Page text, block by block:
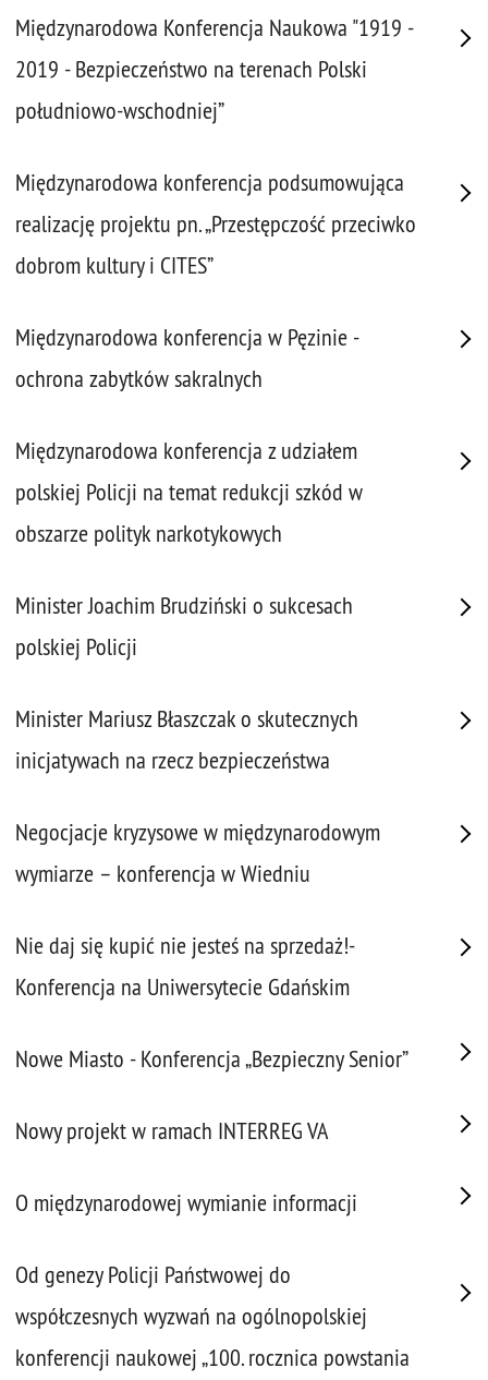
Międzynarodowa Konferencja Naukowa "1919 -
2019 - Bezpieczeństwo na terenach Polski
południowo-wschodniej”
Międzynarodowa konferencja podsumowująca
realizację projektu pn. „Przestępczość przeciwko
dobrom kultury i CITES”
Międzynarodowa konferencja w Pęzinie -
ochrona zabytków sakralnych
Międzynarodowa konferencja z udziałem
polskiej Policji na temat redukcji szkód w
obszarze polityk narkotykowych
Minister Joachim Brudziński o sukcesach
polskiej Policji
Minister Mariusz Błaszczak o skutecznych
inicjatywach na rzecz bezpieczeństwa
Negocjacje kryzysowe w międzynarodowym
wymiarze – konferencja w Wiedniu
Nie daj się kupić nie jesteś na sprzedaż!-
Konferencja na Uniwersytecie Gdańskim
Nowe Miasto - Konferencja „Bezpieczny Senior”
Nowy projekt w ramach INTERREG VA
O międzynarodowej wymianie informacji
Od genezy Policji Państwowej do
współczesnych wyzwań na ogólnopolskiej
konferencji naukowej „100. rocznica powstania